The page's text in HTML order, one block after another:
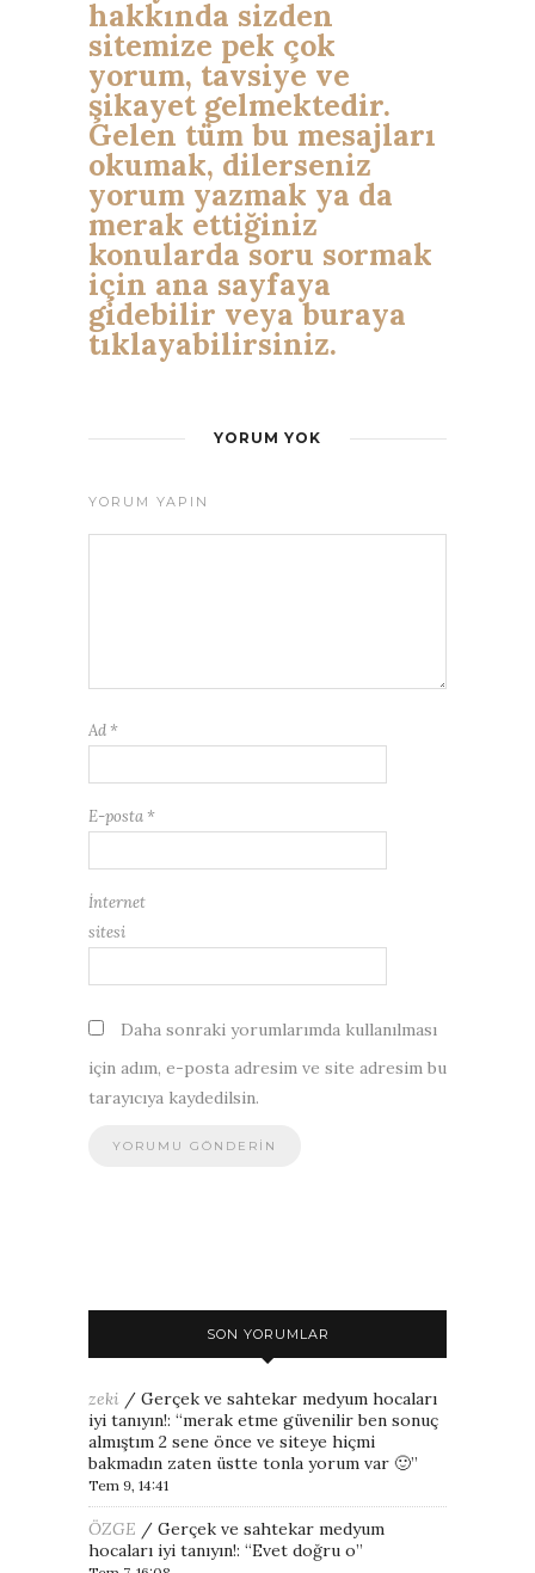
hakkında sizden
sitemize pek çok
yorum, tavsiye ve
şikayet gelmektedir.
Gelen tüm bu mesajları
okumak, dilerseniz
yorum yazmak ya da
merak ettiğiniz
konularda soru sormak
için ana sayfaya
gidebilir veya buraya
tıklayabilirsiniz.
YORUM YOK
YORUM YAPIN
Ad *
E-posta *
İnternet
sitesi
Daha sonraki yorumlarımda kullanılması
için adım, e-posta adresim ve site adresim bu
tarayıcıya kaydedilsin.
SON YORUMLAR
zeki / Gerçek ve sahtekar medyum hocaları
iyi tanıyın!: “merak etme güvenilir ben sonuç
almıştım 2 sene önce ve siteye hiçmi
bakmadın zaten üstte tonla yorum var 🙂”
Tem 9, 14:41
ÖZGE / Gerçek ve sahtekar medyum
hocaları iyi tanıyın!: “Evet doğru o”